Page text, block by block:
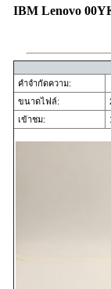
IBM Lenovo
คำจำกัดความ:
ขนาดไฟล์:
เข้าชม: